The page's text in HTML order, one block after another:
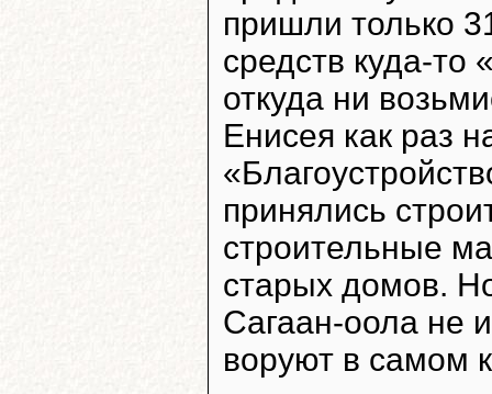
пришли только
средств куда-
откуда ни
Енисея как раз
принялись
строительные
старых домов.
Сагаан-оола не
воруют в самом